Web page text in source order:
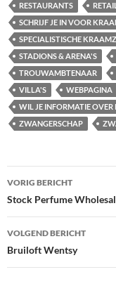
RESTAURANTS
SCHRIJF JE IN VOOR
SPECIALISTISCHE
STADIONS & ARENA'S
TROUWAMBTENAAR
VILLA'S
WEBPAGINA
WIL JE INFORMATIE
ZWANGERSCHAP
Bericht
navigatie
VORIG BERICHT
Stock Perfume
VOLGEND BERICHT
Bruiloft Wentsy